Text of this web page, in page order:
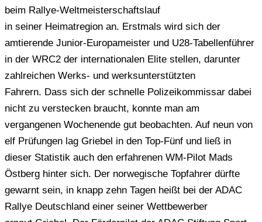
beim Rallye-Weltmeisterschaftslauf
in seiner Heimatregion an. Erstmals wird sich der
amtierende Junior-Europameister und U28-Tabellenführer
in der WRC2 der internationalen Elite stellen, darunter
zahlreichen Werks- und werksunterstützten
Fahrern. Dass sich der schnelle Polizeikommissar dabei
nicht zu verstecken braucht, konnte man am
vergangenen Wochenende gut beobachten. Auf neun von
elf Prüfungen lag Griebel in den Top-Fünf und ließ in
dieser Statistik auch den erfahrenen WM-Pilot Mads
Östberg hinter sich. Der norwegische Topfahrer dürfte
gewarnt sein, in knapp zehn Tagen heißt bei der ADAC
Rallye Deutschland einer seiner Wettbewerber